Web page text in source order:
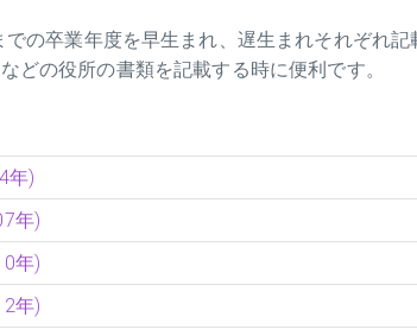
の卒業年度を早生まれ、遅生まれそれぞれ
どの役所の書類を記載する時に便利です。
年)
年)
年)
年)